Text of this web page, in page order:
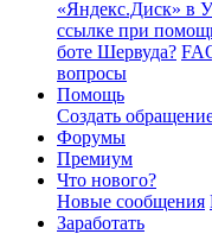
«Яндекс.Диск» в
ссылке при
боте Шервуда?
вопросы
Помощь
Создать
Форумы
Премиум
Что нового?
Новые сообщения
Заработать